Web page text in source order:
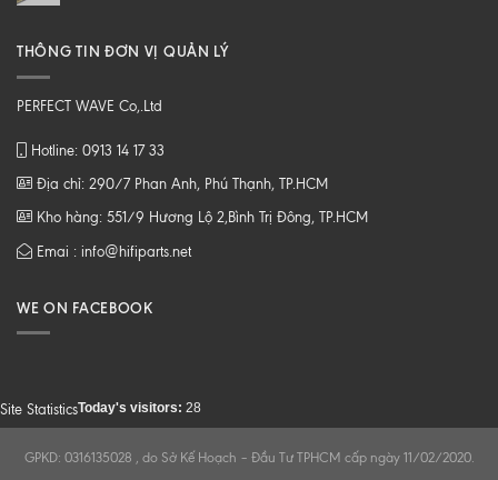
THÔNG TIN ĐƠN VỊ QUẢN LÝ
PERFECT WAVE Co,.Ltd
Hotline: 0913 14 17 33
Địa chỉ: 290/7 Phan Anh, Phú Thạnh, TP.HCM
Kho hàng: 551/9 Hương Lộ 2,Bình Trị Đông, TP.HCM
Emai : info@hifiparts.net
WE ON FACEBOOK
Site StatisticsToday's visitors: 28
GPKD: 0316135028 , do Sở Kế Hoạch – Đầu Tư TPHCM cấp ngày 11/02/2020.